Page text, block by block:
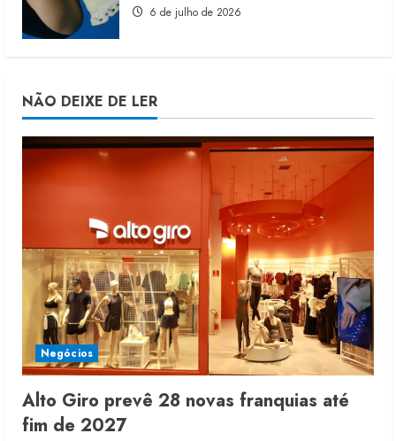
6 de julho de 2026
NÃO DEIXE DE LER
Negócios
Alto Giro prevê 28 novas franquias até
fim de 2027